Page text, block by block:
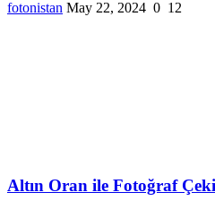
fotonistan May 22, 2024 0 12
Altın Oran ile Fotoğraf